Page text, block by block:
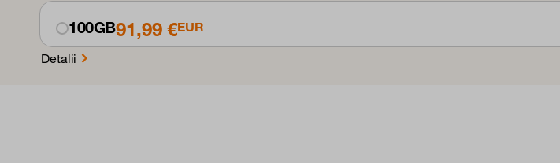
100GB91,99 €EUR
Detalii